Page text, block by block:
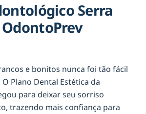
Serra
e bonitos nunca foi tão fácil
Plano Dental Estética da
para deixar seu sorriso
trazendo mais confiança para